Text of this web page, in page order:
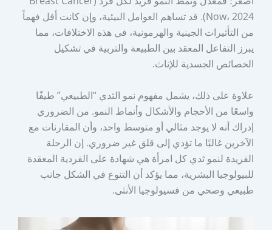
Now، 2024). قد تساهم العوامل البيئية، وإن كانت أقل فهماً
من التأثيرات الجينية والهرمونية، في هذه الاختلافات، مما
يبرز التفاعل المعقد بين الطبيعة والتربية في تشكيل
الخصائص الجسدية للإناث.
علاوة على ذلك، يشمل مفهوم نمو الثدي “الطبيعي” طيفًا
واسعًا من الأحجام والأشكال وأنماط النمو. من الضروري
إدراك أنه لا يوجد مثالي أو متوسط واحد، وأن المقارنات مع
الآخرين غالبًا ما تؤدي إلى قلق غير ضروري. إن الرحلة
الفريدة لنمو ثدي كل امرأة هي شهادة على الفردية المعقدة
للبيولوجيا البشرية، مما يؤكد أن التنوع في الشكل جانب
طبيعي وصحي من فسيولوجيا الأنثى.